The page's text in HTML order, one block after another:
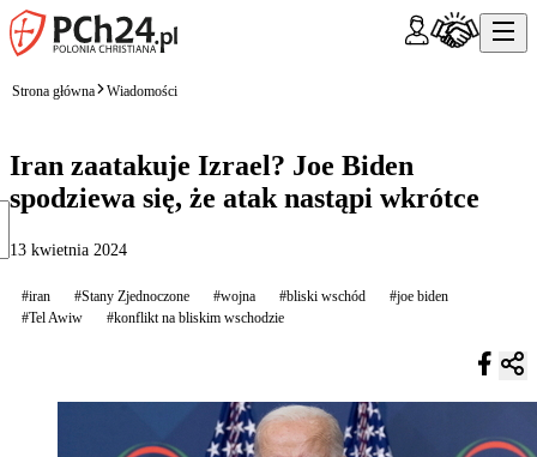
Strona główna Wiadomości
Iran zaatakuje Izrael? Joe Biden
spodziewa się, że atak nastąpi wkrótce
13 kwietnia 2024
#iran #Stany Zjednoczone #wojna #bliski wschód
#joe biden
#Tel Awiw
#konflikt na bliskim wschodzie